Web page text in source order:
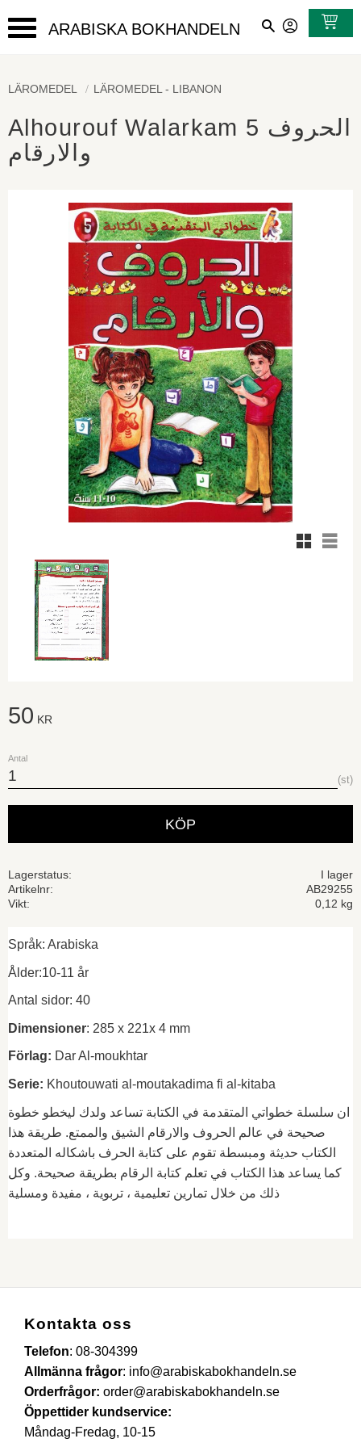
Meny ARABISKA BOKHANDELN
LÄROMEDEL LÄROMEDEL - LIBANON
Alhourouf Walarkam 5 الحروف
والارقام
Rutnätsvy
Listvy
50 KR
Antal
st
KÖP
Lagerstatus
I lager
Artikelnr
AB29255
Vikt
0,12 kg
Språk: Arabiska
Ålder:10-11 år
Antal sidor: 40
Dimensioner: 285 x 221x 4 mm
Förlag: Dar Al-moukhtar
Serie: Khoutouwati al-moutakadima fi al-kitaba
ان سلسلة خطواتي المتقدمة في الكتابة تساعد ولدك ليخطو خطوة
صحيحة في عالم الحروف والارقام الشيق والممتع. طريقة هذا
الكتاب حديثة ومبسطة تقوم على كتابة الحرف باشكاله المتعددة
كما يساعد هذا الكتاب في تعلم كتابة الرقام بطريقة صحيحة. وكل
ذلك من خلال تمارين تعليمية ، تربوية ، مفيدة ومسلية
Kontakta oss
Telefon: 08-304399
Allmänna frågor: info@arabiskabokhandeln.se
Orderfrågor: order@arabiskabokhandeln.se
Öppettider kundservice:
Måndag-Fredag, 10-15